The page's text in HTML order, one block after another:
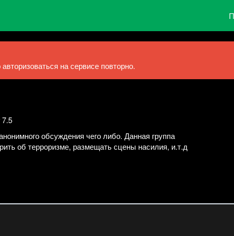
на сервисе повторно.
7.5
обсуждения чего либо. Данная группа
об терроризме, размещать сцены насилия, и.т.д